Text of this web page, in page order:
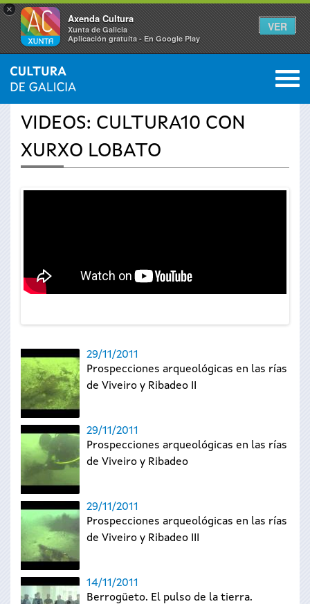
×
Axenda Cultura
Xunta de Galicia
Aplicación gratuíta - En Google Play
VER
Se
usted
INICIO › ACTUALIDAD 0
VIDEOS: CULTURA10 CON
XURXO LOBATO
29/11/2011
Prospecciones arqueológicas en las rías
de Viveiro y Ribadeo II
29/11/2011
Prospecciones arqueológicas en las rías
de Viveiro y Ribadeo
29/11/2011
Prospecciones arqueológicas en las rías
de Viveiro y Ribadeo III
14/11/2011
Berrogüeto. El pulso de la tierra.